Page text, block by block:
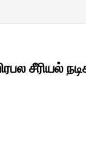
சீரியல்